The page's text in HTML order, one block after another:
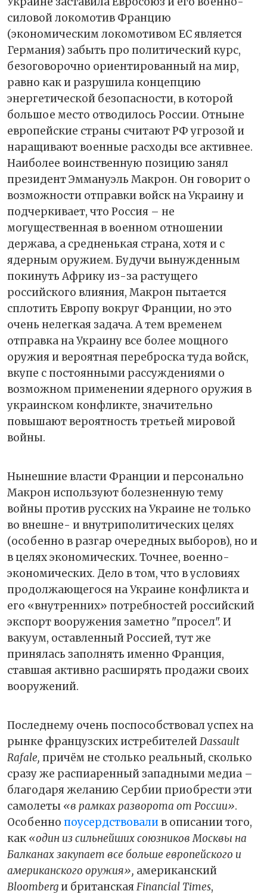
силовой локомотив Францию
(экономическим локомотивом ЕС является
Германия) забыть про политический курс,
безоговорочно ориентированный на мир,
равно как и разрушила концепцию
энергетической безопасности, в которой
большое место отводилось России. Отныне
европейские страны считают РФ угрозой и
наращивают военные расходы все активнее.
Наиболее воинственную позицию занял
президент Эммануэль Макрон. Он говорит о
возможности отправки войск на Украину и
подчеркивает, что Россия – не
могущественная в военном отношении
держава, а средненькая страна, хотя и с
ядерным оружием. Будучи вынужденным
покинуть Африку из-за растущего
российского влияния, Макрон пытается
сплотить Европу вокруг Франции, но это
очень нелегкая задача. А тем временем
отправка на Украину все более мощного
оружия и вероятная переброска туда войск,
вкупе с постоянными рассуждениями о
возможном применении ядерного оружия в
украинском конфликте, значительно
повышают вероятность третьей мировой
войны.
Нынешние власти Франции и персонально
Макрон используют болезненную тему
войны против русских на Украине не только
во внешне- и внутриполитических целях
(особенно в разгар очередных выборов), но и
в целях экономических. Точнее, военно-
экономических. Дело в том, что в условиях
продолжающегося на Украине конфликта и
его «внутренних» потребностей российский
экспорт вооружения заметно "просел". И
вакуум, оставленный Россией, тут же
принялась заполнять именно Франция,
ставшая активно расширять продажи своих
вооружений.
Последнему очень поспособствовал успех на
рынке французских истребителейDassault
Rafale, причём не столько реальный, сколько
сразу же распиаренный западными медиа –
благодаря желанию Сербии приобрести эти
самолеты «в рамках разворота от России».
Особенно поусердствовалив описании того,
как «один из сильнейших союзников Москвы на
Балканах закупает все больше европейского и
американского оружия», американский
Bloombergи британскаяFinancial Times,